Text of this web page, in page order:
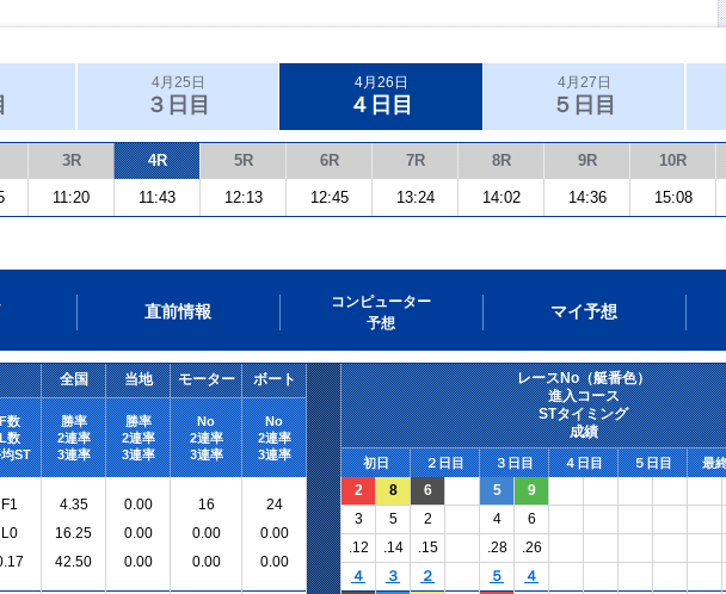
4月25日
３日目
4月26日
４日目
4月27日
５日目
3R 4R 5R 6R 7R 8R 9R 10R
11:20 11:43 12:13 12:45 13:24 14:02 14:36 15:08
直前情報
コンピューター
予想
マイ予想
全国 当地 モーター ボート
レースNo（艇番色）
進入コース
STタイミング
成績
数
数
ST
勝率
2連率
3連率
勝率
2連率
3連率
No
2連率
3連率
No
2連率
3連率
初日 ２日目 ３日目 ４日目 ５日目 最
F1
L0
4.35
16.25
42.50
0.00
0.00
0.00
16
0.00
0.00
24
0.00
0.00
2 8 6 5
9
3
5 2 4
6
.12
.14 .15 .28
.26
４
３ ２ ５ ４